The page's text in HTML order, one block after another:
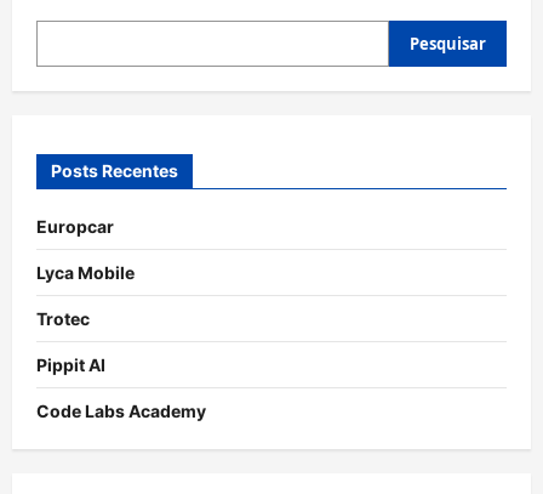
Pesquisar
Posts Recentes
Europcar
Lyca Mobile
Trotec
Pippit AI
Code Labs Academy